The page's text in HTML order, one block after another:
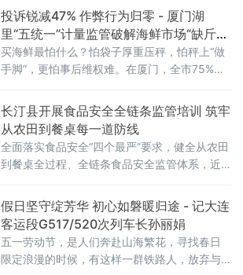
落细、见底见效。高位统筹部署 压实工作责
任 奎洋镇第一时间召开镇村两级食品安全专项
工作部署大会，全面传达上级文件精神，明确
行动目标、排查范围、整治重点和工作纪律。
同步
投诉锐减47% 作弊行为归零 - 厦门湖
里“五统一”计量监管破解海鲜市场“缺斤短
两”顽疾
买海鲜最怕什么？怕袋子厚重压秤，怕秤上“做
手脚”，更怕事后维权难。在厦门，全市75%的
全省最大的水产品集散地——夏商国际水产交
易中心也坐落于此。曾经，这里也是计量投诉
的“高发区”，如今却交出了一份“计量作弊行为
归零、投诉量同比锐减47%”的亮眼成绩单。这
一转变，源于在2023年“世界计量日”当天落地
长汀县开展食品安全全链条监管培训 筑牢
从农田到餐桌每一道防线
全面落实食品安全“四个最严”要求，健全从农田
到餐桌全过程、全链条食品安全监管体系，近
品安全全链条监管系列培训。培训紧扣当前食
品安全监管新形势、新任务、新要求，聚焦食
品安全源头管控、生产加工、流通销售、餐饮
服务、冷链物流、网络订餐全链条关键环节，
对食品安全相关部门监管人员、食品生产经营
假日坚守绽芳华 初心如磐暖归途 - 记大连
客运段G517/520次列车长孙丽娟
五一劳动节，是人们奔赴山海繁花，寻找春日
限定浪漫的时候，有这样一群铁路人，放弃与